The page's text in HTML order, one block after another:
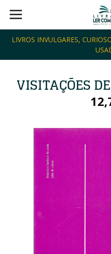
LIVROS INVULGARES,
VISITAÇÕES